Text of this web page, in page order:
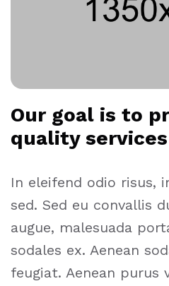
Our goal is to
quality services
In eleifend odio risus,
sed. Sed eu convallis
augue, malesuada
sodales ex. Aenean
feugiat. Aenean purus